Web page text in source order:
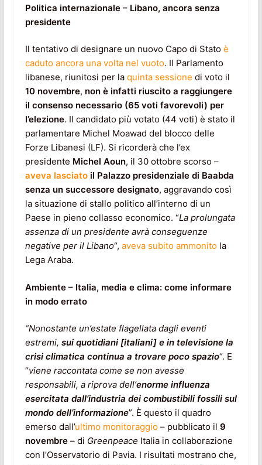
Politica internazionale – Libano, ancora senza
presidente
Il tentativo di designare un nuovo Capo di Stato è
caduto ancora una volta nel vuoto. Il Parlamento
libanese, riunitosi per la quinta sessione di voto il
10 novembre, non è infatti riuscito a raggiungere
il consenso necessario (65 voti favorevoli) per
l’elezione. Il candidato più votato (44 voti) è stato il
parlamentare Michel Moawad del blocco delle
Forze Libanesi (LF). Si ricorderà che l’ex
presidente Michel Aoun, il 30 ottobre scorso –
aveva lasciatoil Palazzo presidenziale di Baabda
senza un successore designato, aggravando così
la situazione di stallo politico all’interno di un
Paese in pieno collasso economico. “La prolungata
assenza di un presidente avrà conseguenze
negative per il Libano“, aveva subito ammonitola
Lega Araba.
Ambiente – Italia, media e clima: come informare
in modo errato
“Nonostante un’estate flagellata dagli eventi
estremi, sui quotidiani [italiani] e in televisione la
crisi climatica continua a trovare poco spazio“. E
“viene raccontata come se non avesse
responsabili, a riprova dell’enorme influenza
esercitata dall’industria dei combustibili fossili sul
mondo dell’informazione”. È questo il quadro
emerso dall’ultimo monitoraggio– pubblicato il 9
novembre– di Greenpeace Italia in collaborazione
con l’Osservatorio di Pavia. I risultati mostrano che,